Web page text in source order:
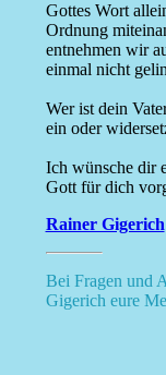
Gottes Wort
Ordnung
entnehmen wir
einmal nicht
Wer ist dein
ein oder
Ich wünsche dir
Gott für dich
Rainer Gigerich
Bei Fragen und
Gigerich eure